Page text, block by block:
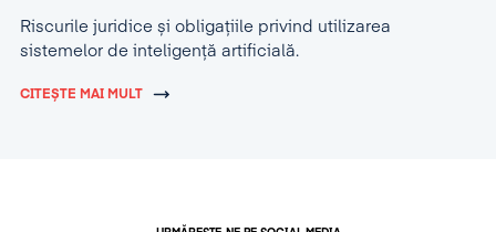
Riscurile juridice și obligațiile privind utilizarea
sistemelor de inteligență artificială.
CITEȘTE MAI MULT